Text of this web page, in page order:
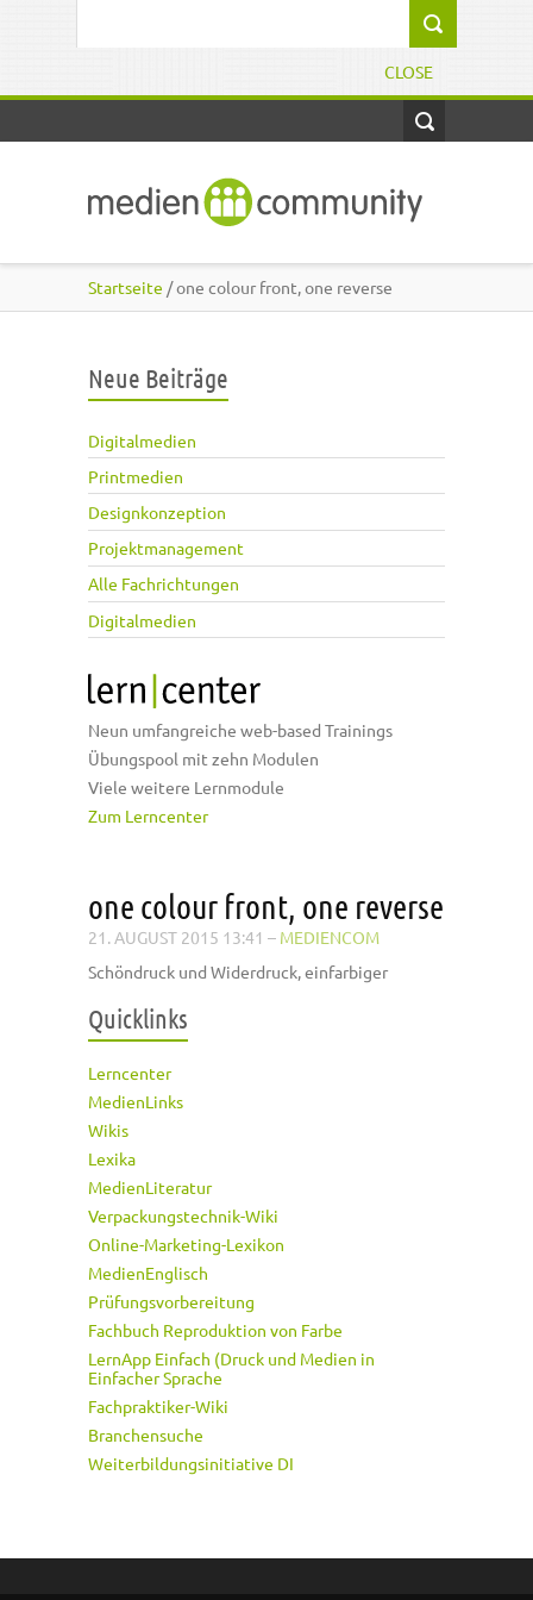
CLOSE
Startseite / one colour front, one reverse
Neue Beiträge
Digitalmedien
Printmedien
Designkonzeption
Projektmanagement
Alle Fachrichtungen
Digitalmedien
Neun umfangreiche web-based Trainings
Übungspool mit zehn Modulen
Viele weitere Lernmodule
Zum Lerncenter
one colour front, one reverse
21. AUGUST 2015 13:41 – MEDIENCOM
Schöndruck und Widerdruck, einfarbiger
Quicklinks
Lerncenter
MedienLinks
Wikis
Lexika
MedienLiteratur
Verpackungstechnik-Wiki
Online-Marketing-Lexikon
MedienEnglisch
Prüfungsvorbereitung
Fachbuch Reproduktion von Farbe
LernApp Einfach (Druck und Medien in
Einfacher Sprache
Fachpraktiker-Wiki
Branchensuche
Weiterbildungsinitiative DI